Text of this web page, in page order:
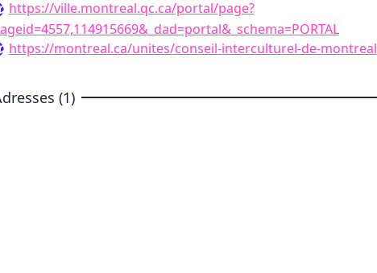
https://ville.montreal.qc.ca/portal/page?
https://montreal.ca/unites/conseil-interculturel-de-montreal
(1)